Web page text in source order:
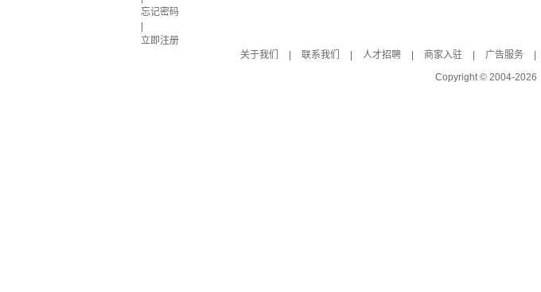
忘记密码
立即注册
关于我们
联系我们 人才招聘 商家入驻 广告服务
Copyright © 2004-2026